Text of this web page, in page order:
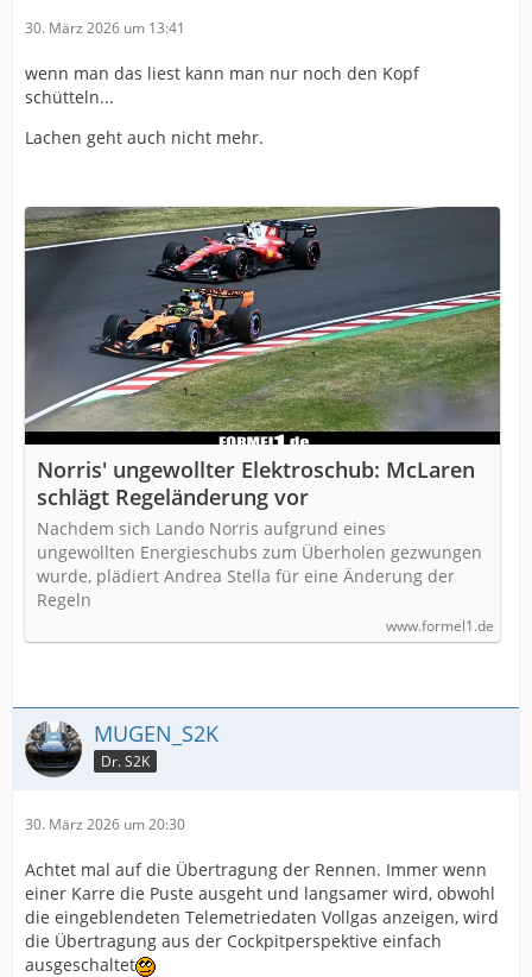
30. März 2026 um 13:41
wenn man das liest kann man nur noch den Kopf
schütteln...
Lachen geht auch nicht mehr.
Norris' ungewollter Elektroschub: McLaren
schlägt Regeländerung vor
Nachdem sich Lando Norris aufgrund eines
ungewollten Energieschubs zum Überholen gezwungen
wurde, plädiert Andrea Stella für eine Änderung der
Regeln
www.formel1.de
MUGEN_S2K
Dr. S2K
30. März 2026 um 20:30
Achtet mal auf die Übertragung der Rennen. Immer wenn
einer Karre die Puste ausgeht und langsamer wird, obwohl
die eingeblendeten Telemetriedaten Vollgas anzeigen, wird
die Übertragung aus der Cockpitperspektive einfach
ausgeschaltet